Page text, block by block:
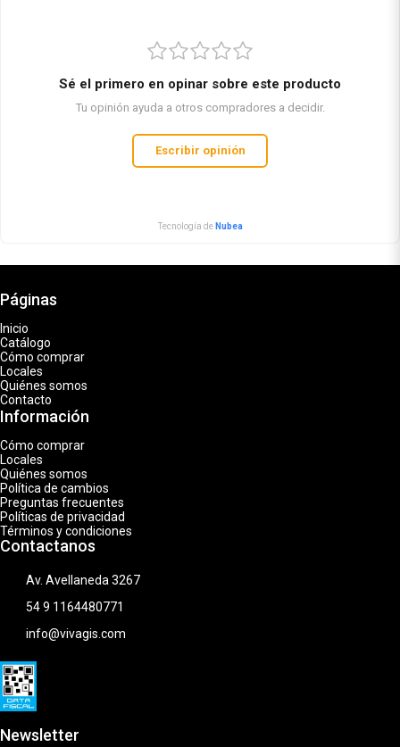
Sé el primero en opinar sobre este producto
Tu opinión ayuda a otros compradores a decidir.
Escribir opinión
Tecnología de Nubea
Páginas
Inicio
Catálogo
Cómo comprar
Locales
Quiénes somos
Contacto
Información
Cómo comprar
Locales
Quiénes somos
Política de cambios
Preguntas frecuentes
Políticas de privacidad
Términos y condiciones
Contactanos
Av. Avellaneda 3267
54 9 1164480771
info@vivagis.com
Newsletter